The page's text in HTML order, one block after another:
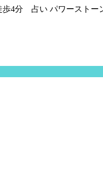
歩4分 占い パワーストー